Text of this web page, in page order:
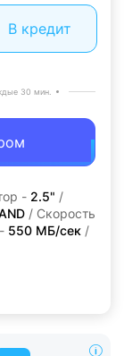
В кредит
30 мин.
- 2.5" /
/ Скорость
550 МБ/сек /